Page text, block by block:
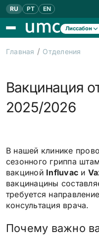
RU PT EN
Лиссабон
Главная / Отделения
Вакцинация
2025/2026
В нашей клинике
сезонного гриппа
вакциной Influvac и
вакцинацины
требуется
консультация врача.
Почему важно